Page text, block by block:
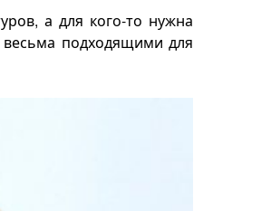
а для кого-то нужна
весьма подходящими для